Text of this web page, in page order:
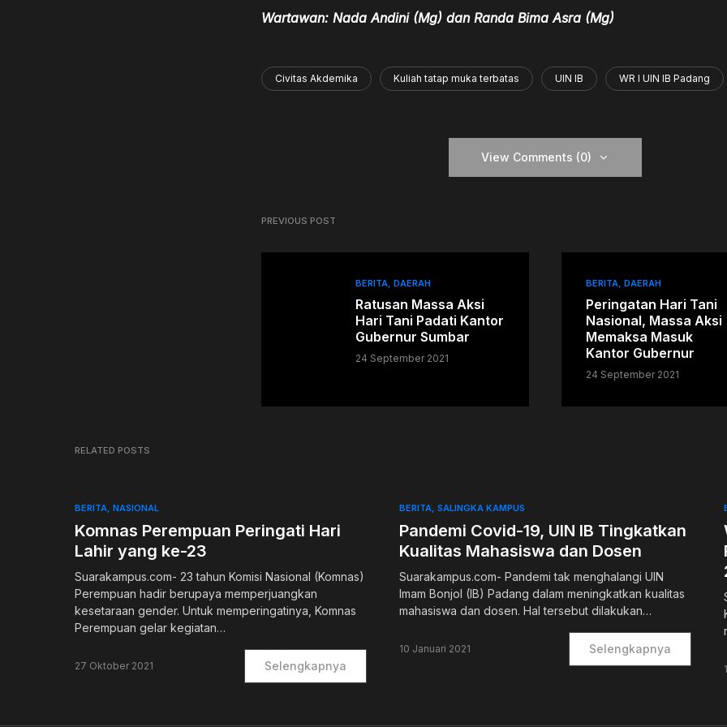
Wartawan: Nada Andini (Mg) dan Randa Bima Asra (Mg)
Civitas Akdemika Kuliah tatap muka terbatas UIN IB WR I UIN IB Padang
View Comments (0)
PREVIOUS POST
BERITA DAERAH
Ratusan Massa Aksi
Hari Tani Padati Kantor
Gubernur Sumbar
24 September 2021
BERITA DAERAH
Peringatan Hari Tani
Nasional, Massa Aksi
Memaksa Masuk
Kantor Gubernur
24 September 2021
RELATED POSTS
BERITA NASIONAL
Komnas Perempuan Peringati Hari
Lahir yang ke-23
Suarakampus.com- 23 tahun Komisi Nasional (Komnas)
Perempuan hadir berupaya memperjuangkan
kesetaraan gender. Untuk memperingatinya, Komnas
Perempuan gelar kegiatan…
27 Oktober 2021 Selengkapnya
BERITA SALINGKA KAMPUS
Pandemi Covid-19, UIN IB Tingkatkan
Kualitas Mahasiswa dan Dosen
Suarakampus.com- Pandemi tak menghalangi UIN
Imam Bonjol (IB) Padang dalam meningkatkan kualitas
mahasiswa dan dosen. Hal tersebut dilakukan…
10 Januari 2021 Selengkapnya